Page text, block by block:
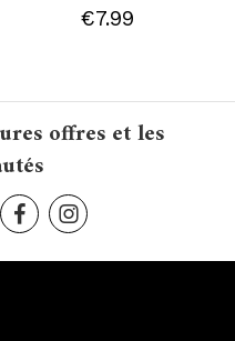
€7.99
offres et les